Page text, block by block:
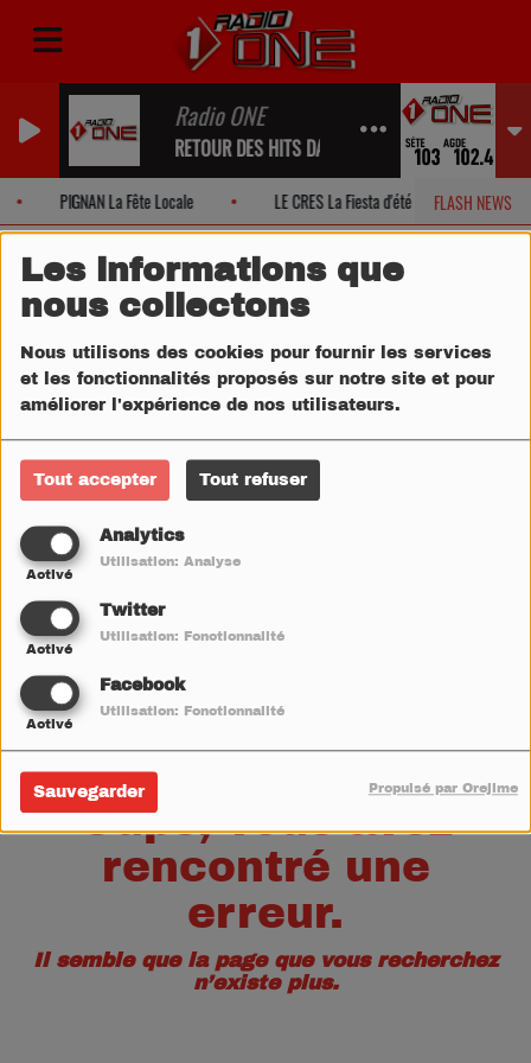
Les informations que
nous collectons
Nous utilisons des cookies pour fournir les services
et les fonctionnalités proposés sur notre site et pour
améliorer l'expérience de nos utilisateurs.
Tout accepter Tout refuser
Analytics
Activé
Utilisation: Analyse
Twitter
Activé
Utilisation: Fonctionnalité
Facebook
Activé
Utilisation: Fonctionnalité
Sauvegarder Propulsé par Orejime
Radio ONE
RETOUR DES HITS DANS UN INSTANT...
FLASH NEWS
PIGNAN La Fête Locale LE CRES La Fiesta d'été 2026!
Oups, vous avez
rencontré une
erreur.
Il semble que la page que vous recherchez
n’existe plus.